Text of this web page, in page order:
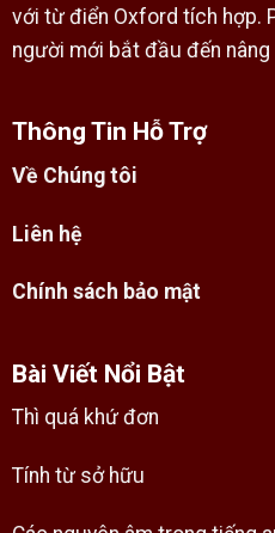
với từ điển Oxford tích hợp.
người mới bắt đầu đến nâng
Thông Tin Hỗ Trợ
Về Chúng tôi
Liên hệ
Chính sách bảo mật
Bài Viết Nổi Bật
Thì quá khứ đơn
Tính từ sở hữu